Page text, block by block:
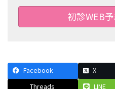
初診WEB
Facebook X
Threads
LINE